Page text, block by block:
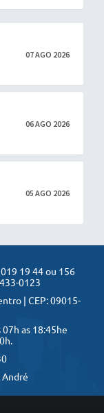
07 AGO 2026
06 AGO 2026
05 AGO 2026
01 AGO 2026
19 44 ou 156
0123
| CEP: 09015-
as 18:45he